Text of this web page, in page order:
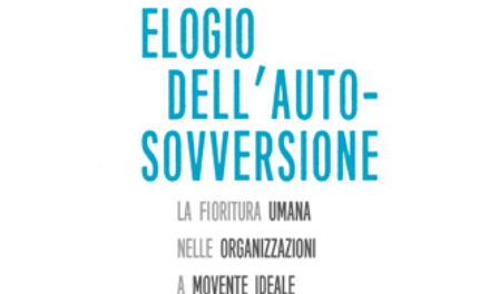
AGGIUNGI AL CARRELLO